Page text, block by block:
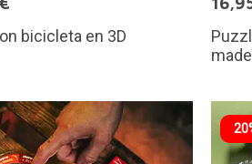
bicicleta en 3D